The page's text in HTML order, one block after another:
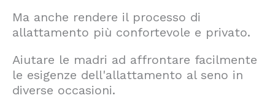
Ma anche rendere il processo di
allattamento più confortevole e privato.
Aiutare le madri ad affrontare facilmente
le esigenze dell'allattamento al seno in
diverse occasioni.